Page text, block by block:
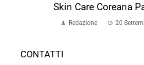
Skin Care Coreana
Redazione 20
CONTATTI